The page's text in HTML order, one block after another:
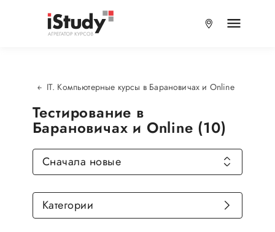
IT. Компьютерные курсы в Барановичах и Online
Тестирование в
Барановичах и Online (10)
Сначала новые
Категории